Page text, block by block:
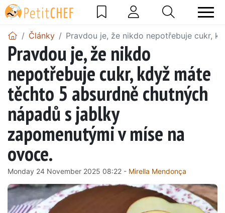
Články Pravdou je, že nikdo nepotřebuje cukr,
Pravdou je, že nikdo
nepotřebuje cukr, když máte
těchto 5 absurdně chutných
nápadů s jablky
zapomenutými v míse na
ovoce.
Monday 24 November 2025 08:22 - Mirella Mendonça